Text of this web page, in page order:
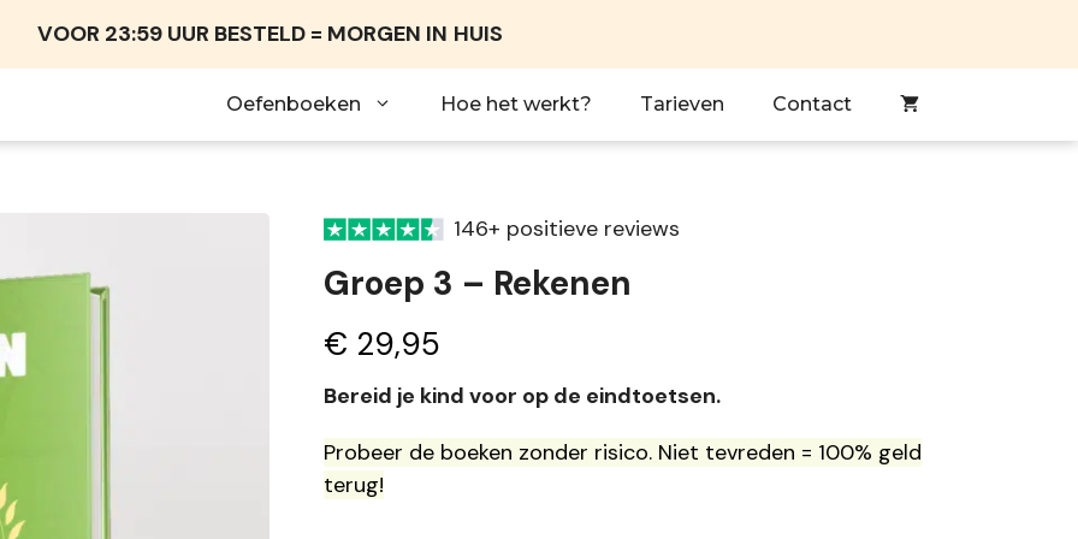
VOOR 23:59 UUR BESTELD = MORGEN IN HUIS
Oefenboeken Hoe het werkt? Tarieven Contact
146+ positieve reviews
Groep 3 – Rekenen
€ 29,95
Bereid je kind voor op de eindtoetsen.
Probeer de boeken zonder risico. Niet tevreden = 100% geld
terug!